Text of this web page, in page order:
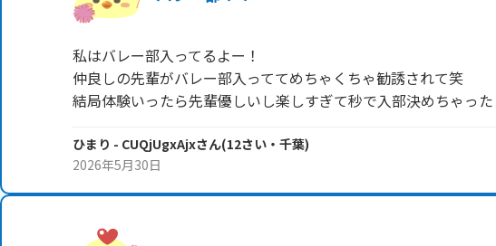
私はバレー部入ってるよー！
仲良しの先輩がバレー部入っててめちゃくちゃ勧誘されて笑
結局体験いったら先輩優しいし楽しすぎて秒で入部決めちゃった
ひまり - CUQjUgxAjxさん(12さい・ 千葉)
2026年5月30日